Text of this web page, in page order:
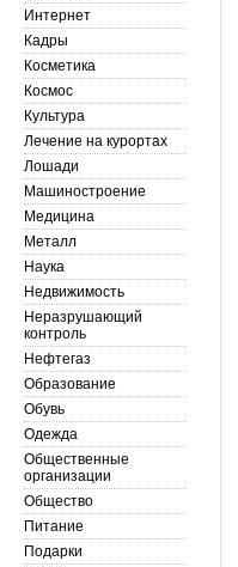
Интернет
Кадры
Косметика
Космос
Культура
Лечение на курортах
Лошади
Машиностроение
Медицина
Металл
Наука
Недвижимость
Неразрушающий
контроль
Нефтегаз
Образование
Обувь
Одежда
Общественные
организации
Общество
Питание
Подарки